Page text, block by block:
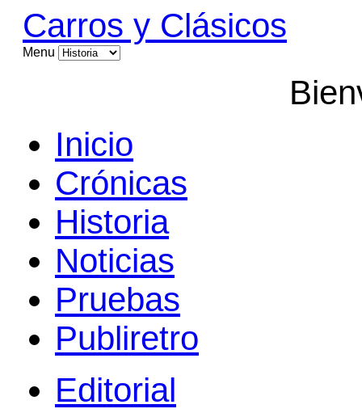
Carros y Clásicos
Menu
Inicio
Crónicas
Historia
Noticias
Pruebas
Publiretro
Editorial